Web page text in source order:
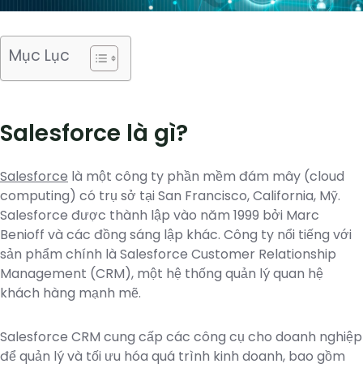
Mục Lục
Salesforce là gì?
Salesforce là một công ty phần mềm đám mây (cloud
computing) có trụ sở tại San Francisco, California, Mỹ.
Salesforce được thành lập vào năm 1999 bởi Marc
Benioff và các đồng sáng lập khác. Công ty nổi tiếng với
sản phẩm chính là Salesforce Customer Relationship
Management (CRM), một hệ thống quản lý quan hệ
khách hàng mạnh mẽ.
Salesforce CRM cung cấp các công cụ cho doanh nghiệp
để quản lý và tối ưu hóa quá trình kinh doanh, bao gồm